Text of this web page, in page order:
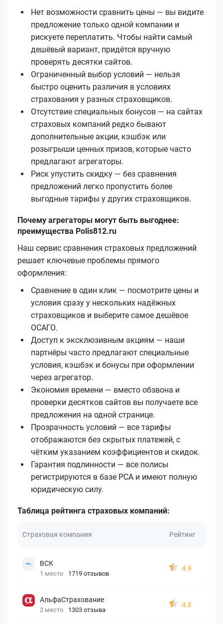
Нет возможности сравнить цены — вы видите
предложение только одной компании и
рискуете переплатить. Чтобы найти самый
дешёвый вариант, придётся вручную
проверять десятки сайтов.
Ограниченный выбор условий — нельзя
быстро оценить различия в условиях
страхования у разных страховщиков.
Отсутствие специальных бонусов — на сайтах
страховых компаний редко бывают
дополнительные акции, кэшбэк или
розыгрыши ценных призов, которые часто
предлагают агрегаторы.
Риск упустить скидку — без сравнения
предложений легко пропустить более
выгодные тарифы у других страховщиков.
Почему агрегаторы могут быть выгоднее:
преимущества Polis812.ru
Наш сервис сравнения страховых предложений
решает ключевые проблемы прямого
оформления:
Сравнение в один клик — посмотрите цены и
условия сразу у нескольких надёжных
страховщиков и выберите самое дешёвое
ОСАГО.
Доступ к эксклюзивным акциям — наши
партнёры часто предлагают специальные
условия, кэшбэк и бонусы при оформлении
через агрегатор.
Экономия времени — вместо обзвона и
проверки десятков сайтов вы получаете все
предложения на одной странице.
Прозрачность условий — все тарифы
отображаются без скрытых платежей, с
чётким указанием коэффициентов и скидок.
Гарантия подлинности — все полисы
регистрируются в базе РСА и имеют полную
юридическую силу.
Таблица рейтинга страховых компаний:
Страховая компания Рейтинг
ВСК
1 место 1719 отзывов
4.9
АльфаСтрахование
2 место 1303 отзыва
4.8